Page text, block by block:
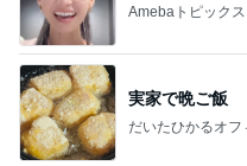
Amebaトピックス
実家で晩ご飯
だいたひかるオフ